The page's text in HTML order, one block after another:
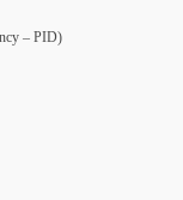
– PID)